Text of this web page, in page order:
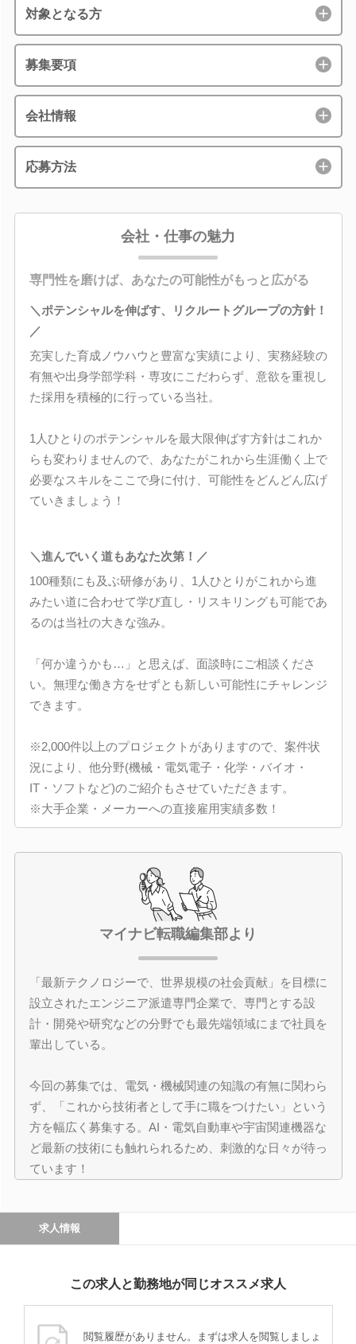
対象となる方
募集要項
会社情報
応募方法
会社・仕事の魅力
専門性を磨けば、あなたの可能性がもっと広がる
＼ポテンシャルを伸ばす、リクルートグループの方針！
／
充実した育成ノウハウと豊富な実績により、実務経験の
有無や出身学部学科・専攻にこだわらず、意欲を重視し
た採用を積極的に行っている当社。
1人ひとりのポテンシャルを最大限伸ばす方針はこれか
らも変わりませんので、あなたがこれから生涯働く上で
必要なスキルをここで身に付け、可能性をどんどん広げ
ていきましょう！
＼進んでいく道もあなた次第！／
100種類にも及ぶ研修があり、1人ひとりがこれから進
みたい道に合わせて学び直し・リスキリングも可能であ
るのは当社の大きな強み。
「何か違うかも…」と思えば、面談時にご相談くださ
い。無理な働き方をせずとも新しい可能性にチャレンジ
できます。
※2,000件以上のプロジェクトがありますので、案件状
況により、他分野(機械・電気電子・化学・バイオ・
IT・ソフトなど)のご紹介もさせていただきます。
※大手企業・メーカーへの直接雇用実績多数！
マイナビ転職編集部より
「最新テクノロジーで、世界規模の社会貢献」を目標に
設立されたエンジニア派遣専門企業で、専門とする設
計・開発や研究などの分野でも最先端領域にまで社員を
輩出している。
今回の募集では、電気・機械関連の知識の有無に関わら
ず、「これから技術者として手に職をつけたい」という
方を幅広く募集する。AI・電気自動車や宇宙関連機器な
ど最新の技術にも触れられるため、刺激的な日々が待っ
ています！
求人情報
この求人と勤務地が同じオススメ求人
閲覧履歴がありません。まずは求人を閲覧しましょ